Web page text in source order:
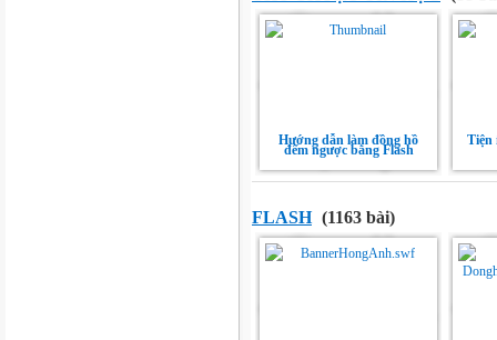
Hướng dẫn làm đồng hồ
đếm ngược bằng Flash
Tiện
FLASH (1163 bài)